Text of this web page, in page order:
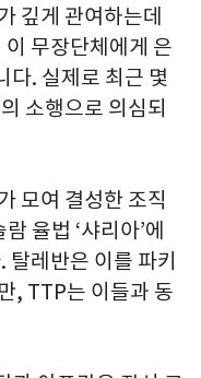
깊게 관여하는데
무장단체에게 은
다. 실제로 최근 몇
소행으로 의심되
모여 결성한 조직
율법 ‘샤리아’에
레반은 이를 파키
, TTP는 이들과 동